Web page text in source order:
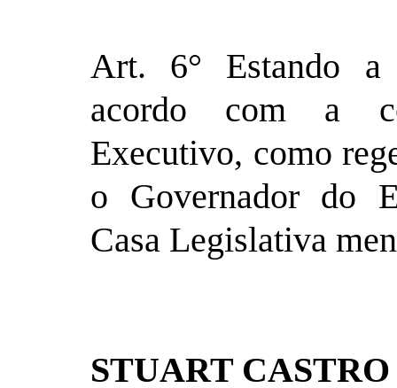
Art. 6° Estando a
acordo com a
Executivo, como
o Governador do
Casa Legislativa
STUART CASTRO